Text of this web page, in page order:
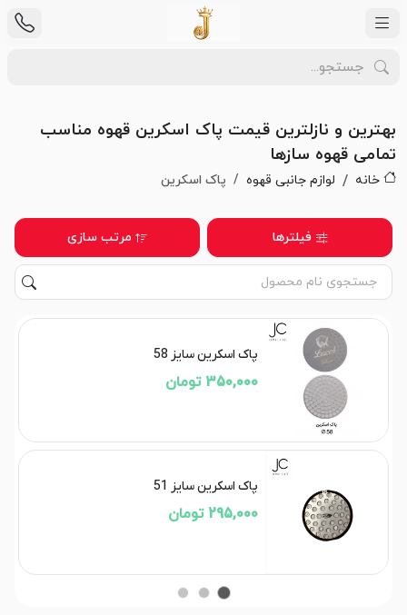
بهترین و نازلترین قیمت پاک اسکرین قهوه مناسب
تمامی قهوه سازها
خانه لوازم جانبی قهوه پاک اسکرین
فیلترها مرتب سازی
پاک اسکرین سایز 58
350,000 تومان
پاک اسکرین سایز 51
295,000 تومان